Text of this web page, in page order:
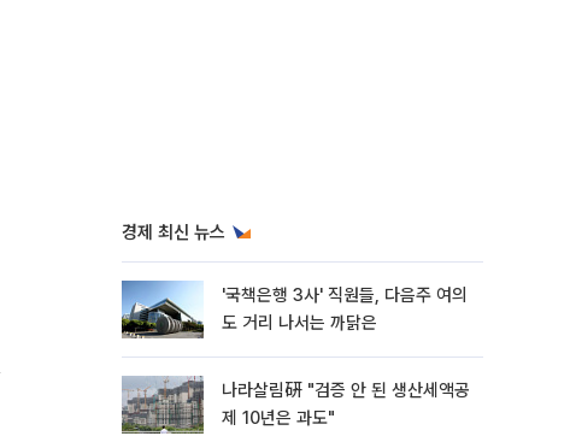
경제 최신 뉴스
'국책은행 3사' 직원들, 다음주 여의
도 거리 나서는 까닭은
나라살림硏 "검증 안 된 생산세액공
제 10년은 과도"